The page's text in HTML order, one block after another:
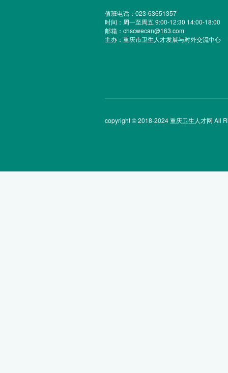
值班电话：023-63651357
时间：周一至周五 9:00-12:30 14:00-18:00
邮箱：chscwecan@163.com
主办：重庆市卫生人才发展与对外交流中心
copyright © 2018-2024 重庆卫生人才网 All